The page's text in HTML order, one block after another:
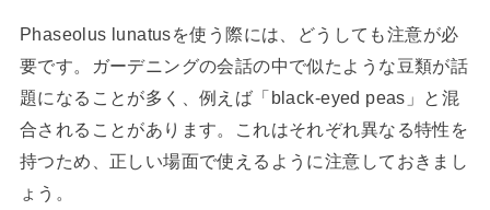
Phaseolus lunatusを使う際には、どうしても注意が必
要です。ガーデニングの会話の中で似たような豆類が話
題になることが多く、例えば「black-eyed peas」と混
合されることがあります。これはそれぞれ異なる特性を
持つため、正しい場面で使えるように注意しておきまし
ょう。